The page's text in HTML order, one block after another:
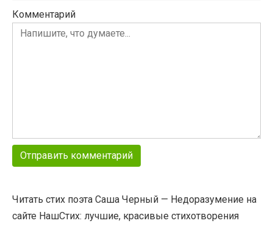
Комментарий
Читать стих поэта Саша Черный — Недоразумение на
сайте НашСтих: лучшие, красивые стихотворения